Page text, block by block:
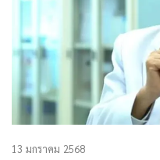
13 มกราคม 2568